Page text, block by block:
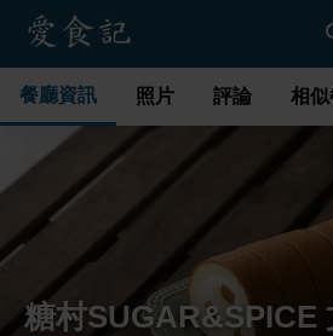
餐廳資訊 照片 評論 相
糖村SUGAR&SPICE